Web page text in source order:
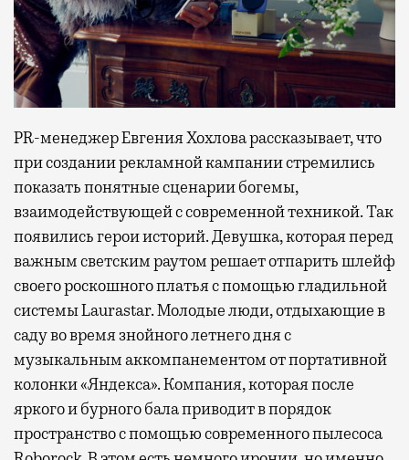
PR-менеджер Евгения Хохлова рассказывает, что
при создании рекламной кампании стремились
показать понятные сценарии богемы,
взаимодействующей с современной техникой. Так
появились герои историй. Девушка, которая перед
важным светским раутом решает отпарить шлейф
своего роскошного платья с помощью гладильной
системы Laurastar. Молодые люди, отдыхающие в
саду во время знойного летнего дня с
музыкальным аккомпанементом от портативной
колонки «Яндекса». Компания, которая после
яркого и бурного бала приводит в порядок
пространство с помощью современного пылесоса